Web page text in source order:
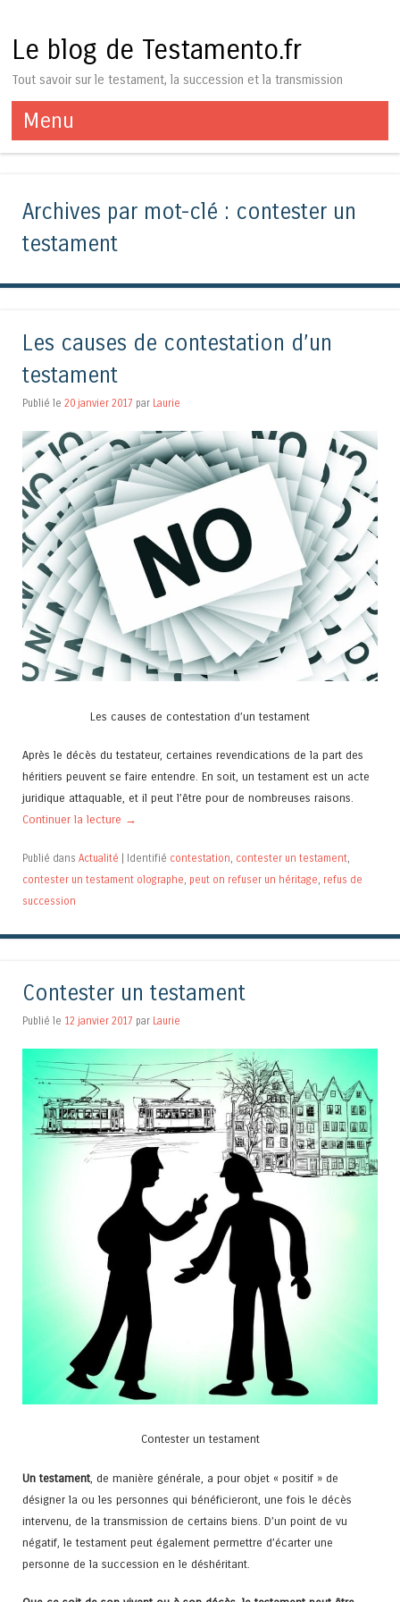
Le blog de Testamento.fr
Tout savoir sur le testament, la succession et la transmission
Menu
Aller au contenu
Archives par mot-clé : contester un
testament
Les causes de contestation d’un
testament
Publié le 20 janvier 2017 par Laurie
Les causes de contestation d’un testament
Après le décès du testateur, certaines revendications de la part des
héritiers peuvent se faire entendre. En soit, un testament est un acte
juridique attaquable, et il peut l’être pour de nombreuses raisons.
Continuer la lecture →
Publié dans Actualité Identifié contestation, contester un testament,
contester un testament olographe, peut on refuser un héritage, refus de
succession
Contester un testament
Publié le 12 janvier 2017 par Laurie
Contester un testament
Un testament , de manière générale, a pour objet « positif » de
désigner la ou les personnes qui bénéficieront, une fois le décès
intervenu, de la transmission de certains biens. D’un point de vu
négatif, le testament peut également permettre d’écarter une
personne de la succession en le déshéritant.